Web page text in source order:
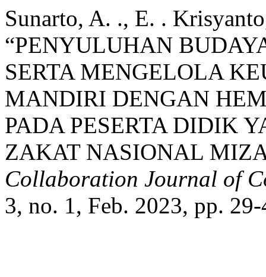
Sunarto, A. ., E. .
“PENYULUHAN
SERTA MENGELOLA
MANDIRI DENGAN
PADA PESERTA DIDIK
ZAKAT NASIONAL
Collaboration Journal of
3, no. 1, Feb. 2023, pp.